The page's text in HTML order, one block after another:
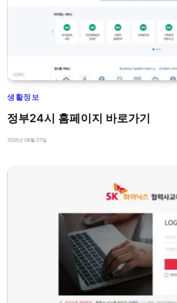
생활정보
정부24시 홈페이지 바로가기
2026년 08월 07일